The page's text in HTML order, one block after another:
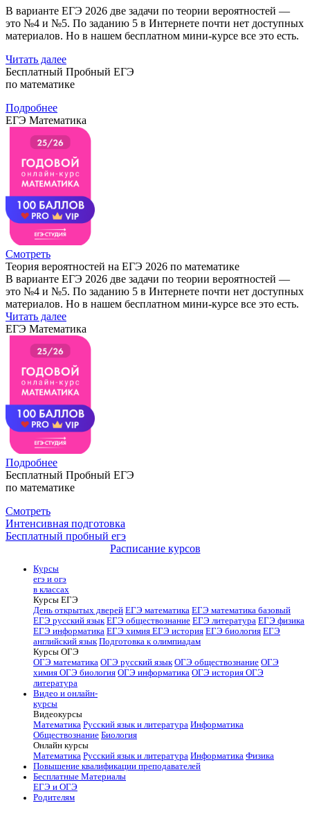
В варианте ЕГЭ 2026 две задачи по теории вероятностей —
это №4 и №5. По заданию 5 в Интернете почти нет доступных
материалов. Но в нашем бесплатном мини-курсе все это есть.
Читать далее
Бесплатный Пробный ЕГЭ
по математике
Подробнее
ЕГЭ Математика
Смотреть
Теория вероятностей на ЕГЭ 2026 по математике
В варианте ЕГЭ 2026 две задачи по теории вероятностей —
это №4 и №5. По заданию 5 в Интернете почти нет доступных
материалов. Но в нашем бесплатном мини-курсе все это есть.
Читать далее
ЕГЭ Математика
Подробнее
Бесплатный Пробный ЕГЭ
по математике
Смотреть
Интенсивная подготовка
Бесплатный пробный егэ
Расписание курсов
Курсы
егэ и огэ
в классах
Курсы ЕГЭ
День открытых дверей ЕГЭ математика ЕГЭ математика базовый
ЕГЭ русский язык ЕГЭ обществознание ЕГЭ литература ЕГЭ физика
ЕГЭ информатика ЕГЭ химия ЕГЭ история ЕГЭ биология ЕГЭ
английский язык Подготовка к олимпиадам
Курсы ОГЭ
ОГЭ математика ОГЭ русский язык ОГЭ обществознание ОГЭ
химия ОГЭ биология ОГЭ информатика ОГЭ история ОГЭ
литература
Видео и онлайн-
курсы
Видеокурсы
Математика Русский язык и литература Информатика
Обществознание Биология
Онлайн курсы
Математика Русский язык и литература Информатика Физика
Повышение квалификации преподавателей
Бесплатные Материалы
ЕГЭ и ОГЭ
Родителям